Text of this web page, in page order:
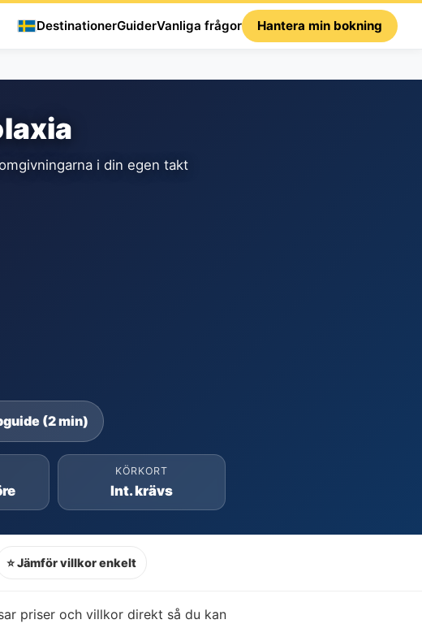
DestinationerGuiderVanliga frågor Hantera min bokning
i din egen takt
(2 min)
KÖRKORT
Int. krävs
⭐ Jämför villkor enkelt
priser och villkor direkt så du kan